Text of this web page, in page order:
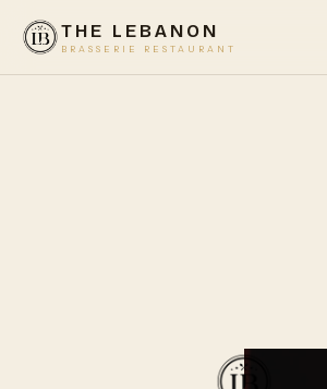
THE LEBANON
BRASSERIE RESTAURANT